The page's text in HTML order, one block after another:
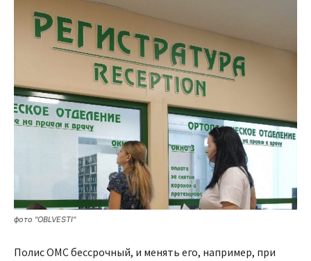
фото "OBLVESTI"
Полис ОМС бессрочный, и менять его, например, при